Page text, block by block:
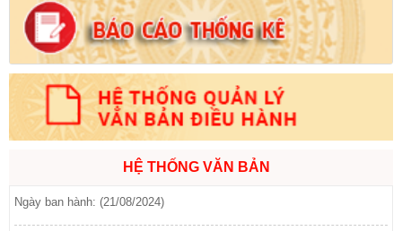
HỆ THỐNG VĂN BẢN
Số:71/2024/NĐ-CP
Tên:(Nghị định Quy định về giá đất)
Ngày ban hành: (21/08/2024)
Số:31/2024/QH15
Ngày ban hành: (21/08/2024)
Số:
88/2024/NĐ-CP